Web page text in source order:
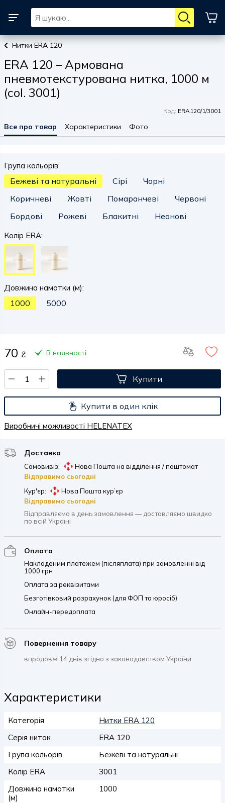
Нитки ERA 120
ERA 120 – Армована
пневмотекстурована нитка, 1000 м
(col. 3001)
Код: ERA120/1/3001
Все про товар Характеристики Фото
Група кольорів:
Бежеві та натуральні Сірі
Чорні
Коричневі
Жовті Помаранчеві
Червоні
Бордові
Рожеві Блакитні Неонові
Колір ERA:
Довжина намотки (м):
1000 5000
70 ₴ В наявності
Купити
Купити в один клік
Виробничі можливості HELENATEX
Доставка
Самовивіз:
Нова Пошта на відділення / поштомат
Відправимо сьогодні
Кур'єр:
Нова Пошта кур’єр
Відправимо сьогодні
Відправляємо в день замовлення — доставляємо швидко
по всій Україні
Оплата
Накладеним платежем (післяплата) при замовленні від
1000 грн
Оплата за реквізитами
Безготівковий розрахунок (для ФОП та юросіб)
Онлайн-передоплата
Повернення товару
впродовж 14 днів згідно з законодавством України
Характеристики
Категорія
Нитки ERA 120
Серія ниток
ERA 120
Група кольорів
Бежеві та натуральні
Колір ERA
3001
Довжина намотки
(м)
1000